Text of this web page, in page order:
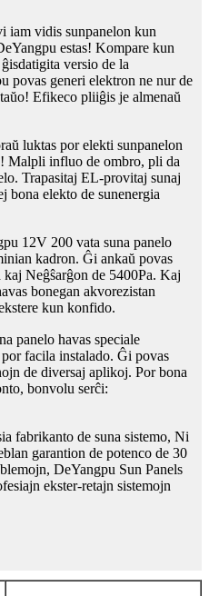
iam vidis sunpanelon kun
estas! Kompare kun
versio de la
povas generi elektron ne nur de
Efikeco pliiĝis je almenaŭ
luktas por elekti sunpanelon
Malpli influo de ombro, pli da
Trapasitaj EL-provitaj sunaj
elekto de sunenergia
12V 200 vata suna panelo
kadron. Ĝi ankaŭ povas
Neĝŝarĝon de 5400Pa. Kaj
bonegan akvorezistan
kun konfido.
panelo havas speciale
facila instalado. Ĝi povas
de diversaj aplikoj. Por bona
bonvolu serĉi:
fabrikanto de suna sistemo, Ni
garantion de potenco de 30
DeYangpu Sun Panels
ekster-retajn sistemojn